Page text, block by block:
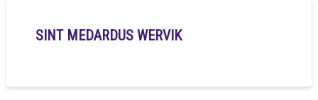
SINT MEDARDUS WERVIK